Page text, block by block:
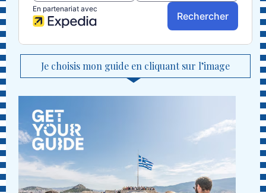
Je choisis mon guide en cliquant sur l’image